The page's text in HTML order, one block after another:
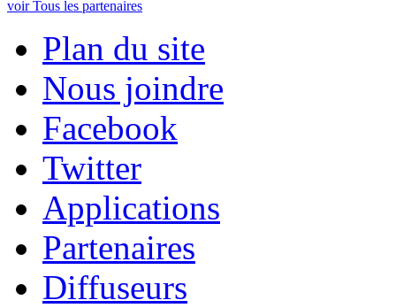
voir Tous les partenaires
Plan du site
Nous joindre
Facebook
Twitter
Applications
Partenaires
Diffuseurs